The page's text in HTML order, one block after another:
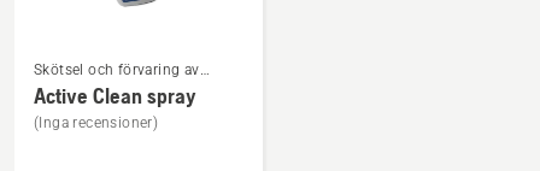
mer
information
om
Skötsel och förvaring av
robotgräsklippare
Active Clean spray
(Inga recensioner)